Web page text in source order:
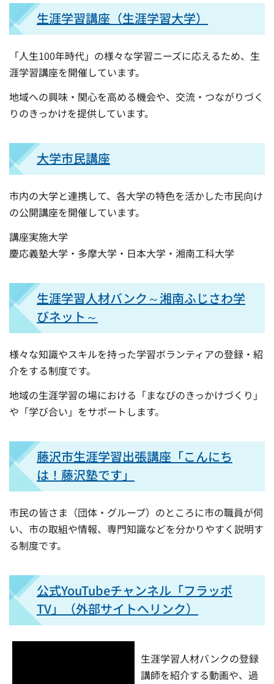
生涯学習講座（生涯学習大学）
「人生100年時代」の様々な学習ニーズに応えるため、生
涯学習講座を開催しています。
地域への興味・関心を高める機会や、交流・つながりづく
りのきっかけを提供しています。
大学市民講座
市内の大学と連携して、各大学の特色を活かした市民向け
の公開講座を開催しています。
講座実施大学
慶応義塾大学・多摩大学・日本大学・湘南工科大学
生涯学習人材バンク～湘南ふじさわ学
びネット～
様々な知識やスキルを持った学習ボランティアの登録・紹
介をする制度です。
地域の生涯学習の場における「まなびのきっかけづくり」
や「学び合い」をサポートします。
藤沢市生涯学習出張講座「こんにち
は！藤沢塾です」
市民の皆さま（団体・グループ）のところに市の職員が伺
い、市の取組や情報、専門知識などを分かりやすく説明す
る制度です。
公式YouTubeチャンネル「フラッポ
TV」（外部サイトへリンク）
生涯学習人材バンクの登録
講師を紹介する動画や、過